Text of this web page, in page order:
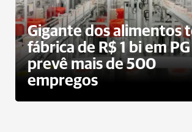
Gigante dos alimentos
fábrica de R$ 1 bi em
prevê mais de 500
empregos